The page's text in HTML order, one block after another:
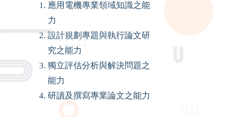
應用電機專業領域知識之能
力
設計規劃專題與執行論文研
究之能力
獨立評估分析與解決問題之
能力
研讀及撰寫專業論文之能力